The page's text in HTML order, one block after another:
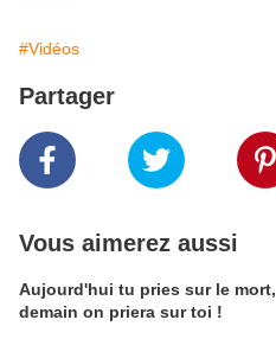
#Vidéos
Partager
Vous aimerez aussi
Aujourd'hui tu pries sur le mort,
demain on priera sur toi !